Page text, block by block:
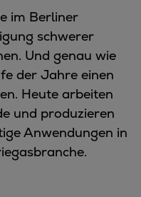
im Berliner
schwerer
Und genau wie
der Jahre einen
Heute arbeiten
und produzieren
Anwendungen in